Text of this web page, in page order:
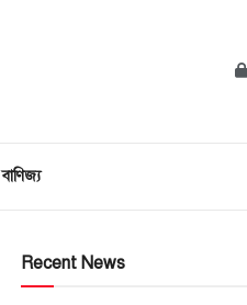
বাণিজ্য
Recent News